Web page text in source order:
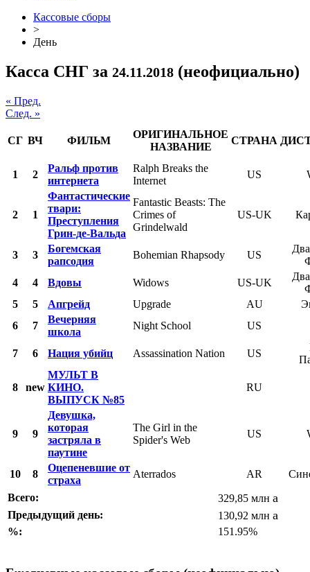
Кассовые сборы
>
День
Касса СНГ за 24.11.2018 (неофициально)
« Пред.
След. »
СГ ВЧ ФИЛЬМ
ОРИГИНАЛЬНОЕ
НАЗВАНИЕ
СТРАНА
1 2
Ральф против
интернета
Ralph Breaks the
Internet
US
2 1
Фантастические
твари:
Преступления
Грин-де-Вальда
Fantastic Beasts: The
Crimes of
Grindelwald
US-UK
3 3
Богемская
рапсодия
Bohemian Rhapsody US
4
4 Вдовы Widows US-UK
5
5 Апгрейд Upgrade AU
6
7
Вечерняя
школа
Night School US
7 6 Нация убийц Assassination Nation US
8 new
МУЛЬТ В
КИНО.
ВЫПУСК №85
RU
9 9
Девушка,
которая
застряла в
паутине
The Girl in the
Spider's Web
US
10 8
Оцепеневшие от
страха
Aterrados AR
Всего:
329,85 млн a
Предыдущий день: 130,92 млн a
%: 151.95%